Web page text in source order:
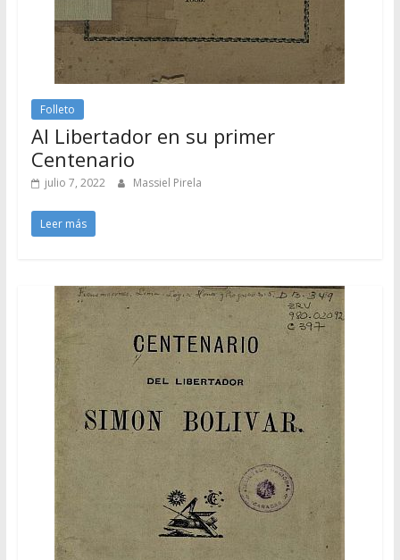
Folleto
Al Libertador en su primer
Centenario
julio 7, 2022 Massiel Pirela
Leer más